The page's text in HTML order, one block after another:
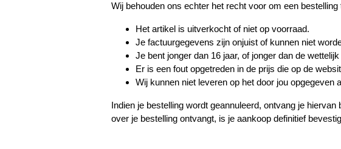
Wij behouden ons echter het recht voor om een
Het artikel is uitverkocht of niet op voorraad.
Je factuurgegevens zijn onjuist of kunnen niet
Je bent jonger dan 16 jaar, of jonger dan de
Er is een fout opgetreden in de prijs die op de
Wij kunnen niet leveren op het door jou opgegeven
Indien je bestelling wordt geannuleerd, ontvang je
over je bestelling ontvangt, is je aankoop definitief